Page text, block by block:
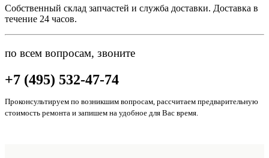
Собственный склад запчастей и служба доставки. Доставка в
течение 24 часов.
по всем вопросам, звоните
+7 (495) 532-47-74
Проконсультируем по возникшим вопросам, рассчитаем предварительную
стоимость ремонта и запишем на удобное для Вас время.